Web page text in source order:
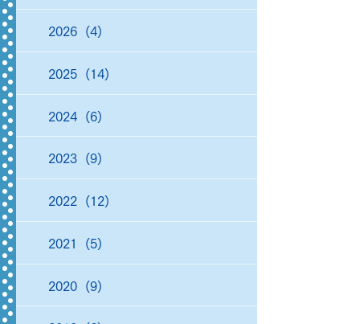
2026 (4)
2025 (14)
2024 (6)
2023 (9)
2022 (12)
2021 (5)
2020 (9)